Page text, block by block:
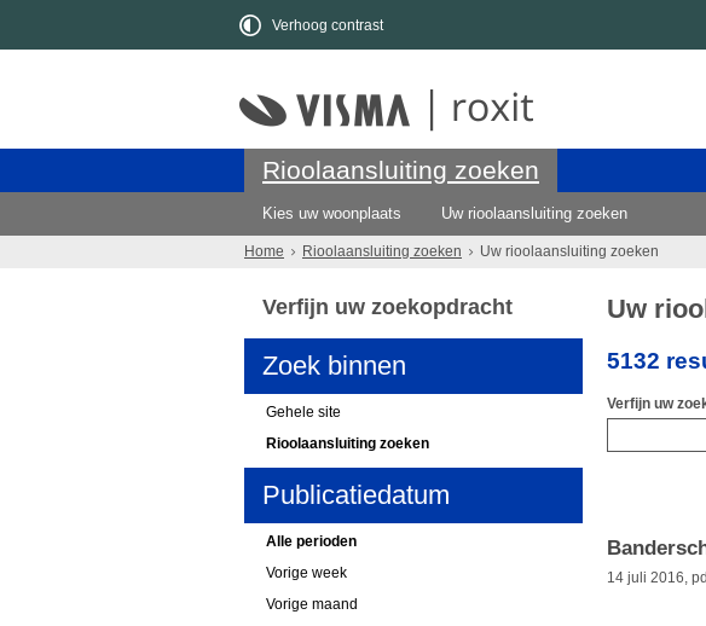
Verhoog contrast
Rioolaansluiting zoeken
Kies uw woonplaats Uw rioolaansluiting zoeken
Home Rioolaansluiting zoeken Uw rioolaansluiting zoeken
Uw
5132
Verfijn uw
14 juli 2016,
Verfijn uw zoekopdracht
Zoek binnen
Gehele site
Rioolaansluiting zoeken
Publicatiedatum
Alle perioden
Vorige week
Vorige maand